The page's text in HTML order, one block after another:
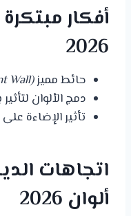
أفكار
2026
حائط مميز(Accent Wall)
دمج الألوان
تأثير الإضاءة
اتجاهات
ألوان 2026